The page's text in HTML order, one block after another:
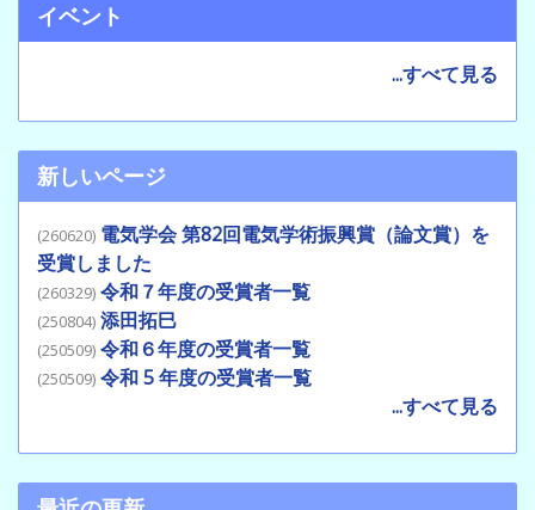
イベント
...すべて見る
新しいページ
(260620) 電気学会 第82回電気学術振興賞（論文賞）を
受賞しました
(260329) 令和７年度の受賞者一覧
(250804) 添田拓巳
(250509) 令和６年度の受賞者一覧
(250509) 令和 5 年度の受賞者一覧
...すべて見る